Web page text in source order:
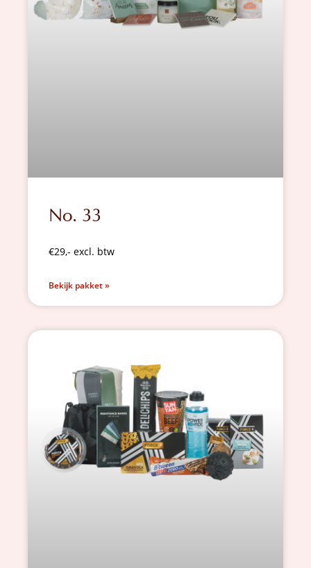
No. 33
€29,- excl. btw
Bekijk pakket »